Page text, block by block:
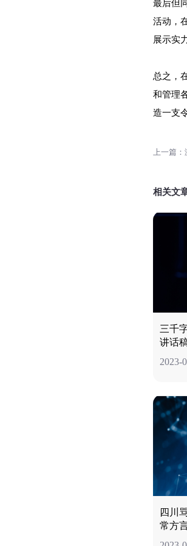
最后但
活动，
展示实
总之，
和管理
造一支
相关文
三千
讲话
2023-
四川
常方